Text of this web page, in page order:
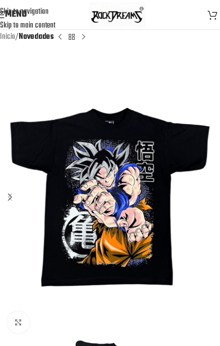
Skip to navigation
Skip to main content
MENU
Inicio Novedades